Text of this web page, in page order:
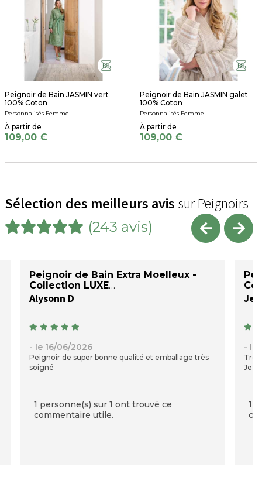
Peignoir de Bain JASMIN vert
100% Coton
Personnalisés Femme
109,00 €
Peignoir de Bain JASMIN galet
100% Coton
Personnalisés Femme
109,00 €
Sélection des meilleurs avis sur Peignoirs
(243 avis)
Peignoir de Bain Extra Moelleux -
Collection LUXE
Alysonn D
- le 16/06/2026
Peignoir de super bonne qualité et emballage très
soigné
1 personne(s) sur 1 ont trouvé ce
commentaire utile.
- le
Très
Je
1